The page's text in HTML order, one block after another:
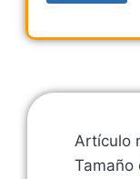
Artículo